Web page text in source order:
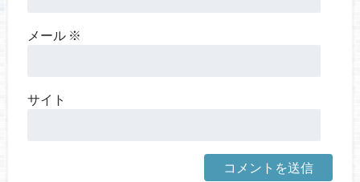
メール ※
サイト